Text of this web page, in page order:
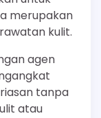
merupakan
kulit.
agen
tanpa
atau